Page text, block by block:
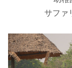
サファ